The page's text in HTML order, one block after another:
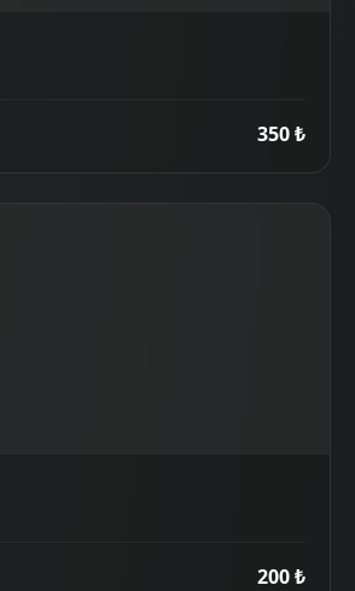
350 ₺
200 ₺